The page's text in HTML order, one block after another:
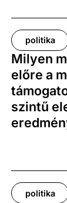
politika
Milyen
előre a
szintű
politika